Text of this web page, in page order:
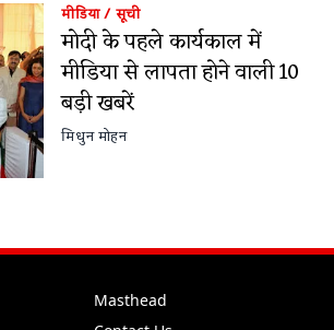
मीडिया/सूची
मोदी के पहले कार्यकाल में
मीडिया से लापता होने वाली 10
बड़ी खबरें
मिधुन मोहन
Masthead